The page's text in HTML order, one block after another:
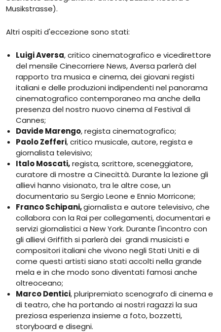
Musikstrasse).
Altri ospiti d'eccezione sono stati:
Luigi Aversa, critico cinematografico e vicedirettore
del mensile Cinecorriere News, Aversa parlerà del
rapporto tra musica e cinema, dei giovani registi
italiani e delle produzioni indipendenti nel panorama
cinematografico contemporaneo ma anche della
presenza del nostro nuovo cinema al Festival di
Cannes;
Davide Marengo, regista cinematografico;
Paolo Zefferi, critico musicale, autore, regista e
giornalista televisivo;
Italo Moscati,regista, scrittore, sceneggiatore,
curatore di mostre a Cinecittà. Durante la lezione gli
allievi hanno visionato, tra le altre cose, un
documentario su Sergio Leone e Ennio Morricone;
Franco Schipani,giornalista e autore televisivo, che
collabora con la Rai per collegamenti, documentari e
servizi giornalistici a New York. Durante l'incontro con
gli allievi Griffith si parlerà dei grandi musicisti e
compositori italiani che vivono negli Stati Uniti e di
come questi artisti siano stati accolti nella grande
mela e in che modo sono diventati famosi anche
oltreoceano;
Marco Dentici, pluripremiato scenografo di cinema e
di teatro, che ha portando ai nostri ragazzi la sua
preziosa esperienza insieme a foto, bozzetti,
storyboard e disegni.